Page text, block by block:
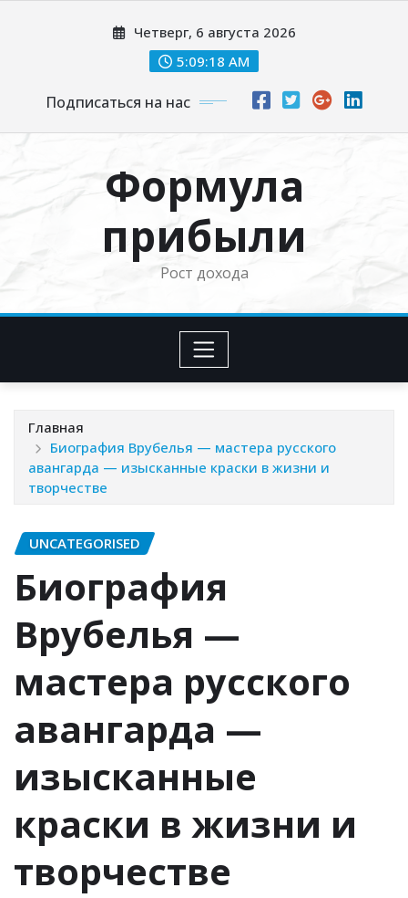
Четверг, 6 августа 2026
5:09:19 AM
Подписаться на нас
Формула
прибыли
Рост дохода
Главная
Биография Врубелья — мастера русского
авангарда — изысканные краски в жизни и
творчестве
UNCATEGORISED
Биография
Врубелья —
мастера русского
авангарда —
изысканные
краски в жизни и
творчестве